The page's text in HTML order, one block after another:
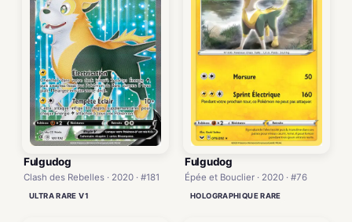
Fulgudog
Clash des Rebelles · 2020 · #181
ULTRA RARE V1
Fulgudog
Épée et Bouclier · 2020 · #76
HOLOGRAPHIQUE RARE